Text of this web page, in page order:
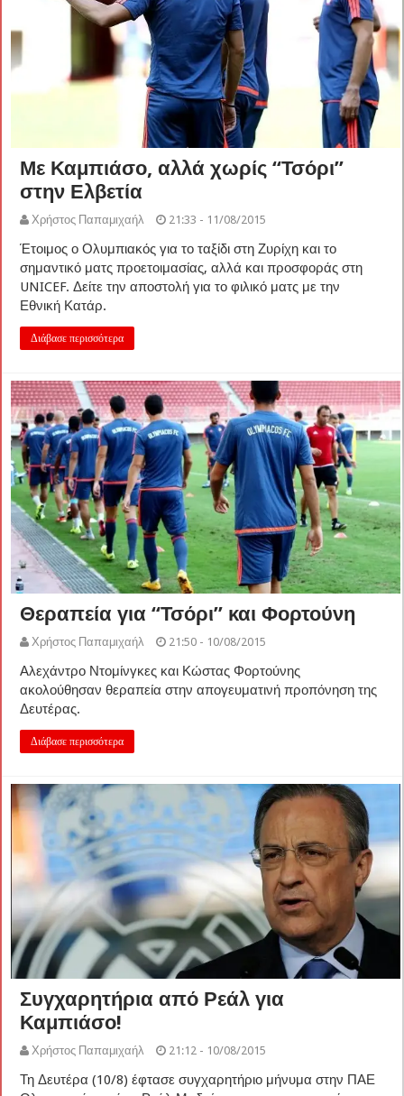
Με Καμπιάσο, αλλά χωρίς “Τσόρι”
στην Ελβετία
Χρήστος Παπαμιχαήλ 21:33 - 11/08/2015
Έτοιμος ο Ολυμπιακός για το ταξίδι στη Ζυρίχη και το
σημαντικό ματς προετοιμασίας, αλλά και προσφοράς στη
UNICEF. Δείτε την αποστολή για το φιλικό ματς με την
Εθνική Κατάρ.
Διάβασε περισσότερα
Θεραπεία για “Τσόρι” και Φορτούνη
Χρήστος Παπαμιχαήλ 21:50 - 10/08/2015
Αλεχάντρο Ντομίνγκες και Κώστας Φορτούνης
ακολούθησαν θεραπεία στην απογευματινή προπόνηση της
Δευτέρας.
Διάβασε περισσότερα
Συγχαρητήρια από Ρεάλ για
Καμπιάσο!
Χρήστος Παπαμιχαήλ 21:12 - 10/08/2015
Τη Δευτέρα (10/8) έφτασε συγχαρητήριο μήνυμα στην ΠΑΕ